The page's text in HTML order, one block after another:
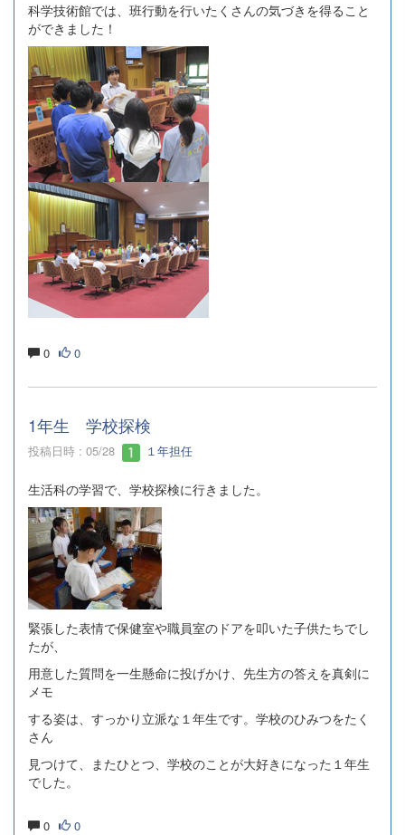
科学技術館では、班行動を行いたくさんの気づきを得ること
ができました！
0 0
1年生 学校探検
投稿日時 : 05/28 １年担任
生活科の学習で、学校探検に行きました。
緊張した表情で保健室や職員室のドアを叩いた子供たちでし
たが、
用意した質問を一生懸命に投げかけ、先生方の答えを真剣に
メモ
する姿は、すっかり立派な１年生です。学校のひみつをたく
さん
見つけて、またひとつ、学校のことが大好きになった１年生
でした。
0 0